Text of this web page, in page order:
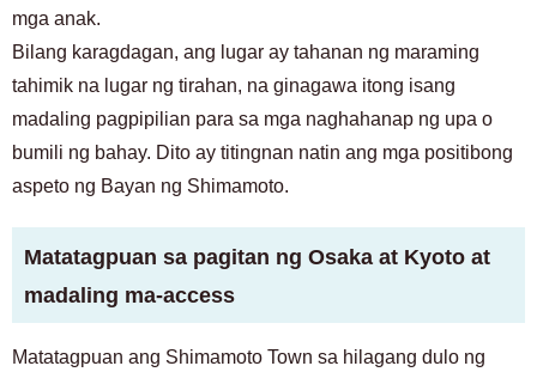
mga anak.
Bilang karagdagan, ang lugar ay tahanan ng maraming
tahimik na lugar ng tirahan, na ginagawa itong isang
madaling pagpipilian para sa mga naghahanap ng upa o
bumili ng bahay. Dito ay titingnan natin ang mga positibong
aspeto ng Bayan ng Shimamoto.
Matatagpuan sa pagitan ng Osaka at Kyoto at
madaling ma-access
Matatagpuan ang Shimamoto Town sa hilagang dulo ng